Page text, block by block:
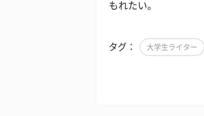
もれたい。
タグ： 大学生ライター